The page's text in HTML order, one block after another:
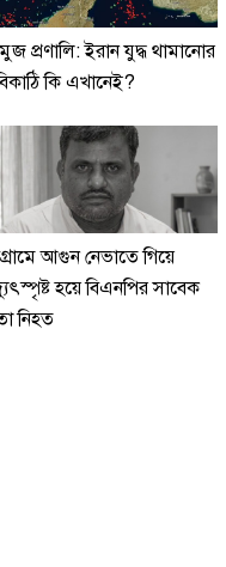
প্রণালি: ইরান যুদ্ধ থামানোর
কি এখানেই?
আগুন নেভাতে গিয়ে
হয়ে বিএনপির সাবেক
নিহত